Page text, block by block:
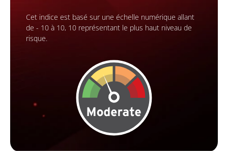
Cet indice est basé sur une échelle numérique allant
de - 10 à 10, 10 représentant le plus haut niveau de
risque.